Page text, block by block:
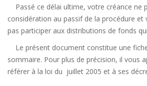
Passé ce délai ultime, votre créance ne
considération au passif de la procédure et
pas participer aux distributions de fonds
Le présent document constitue une
sommaire. Pour plus de précision, il vous
référer à la loi du juillet 2005 et à ses